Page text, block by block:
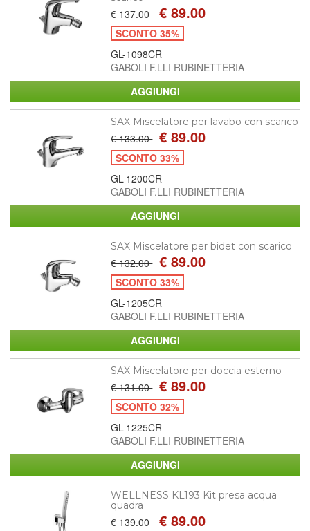
€ 137.00 € 89.00
SCONTO 35%
GL-1098CR
GABOLI F.LLI RUBINETTERIA
SAX Miscelatore per lavabo con scarico
€ 133.00 € 89.00
SCONTO 33%
GL-1200CR
GABOLI F.LLI RUBINETTERIA
SAX Miscelatore per bidet con scarico
€ 132.00 € 89.00
SCONTO 33%
GL-1205CR
GABOLI F.LLI RUBINETTERIA
SAX Miscelatore per doccia esterno
€ 131.00 € 89.00
SCONTO 32%
GL-1225CR
GABOLI F.LLI RUBINETTERIA
WELLNESS KL193 Kit presa acqua
quadra
€ 139.00 € 89.00